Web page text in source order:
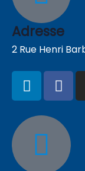
Adresse
2 Rue Henri